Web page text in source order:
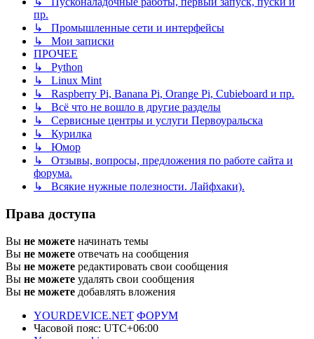
пр.
↳ Промышленные сети и интерфейсы
↳ Мои записки
ПРОЧЕЕ
↳ Python
↳ Linux Mint
↳ Raspberry Pi, Banana Pi, Orange Pi, Cubieboard и пр.
↳ Всё что не вошло в другие разделы
↳ Сервисные центры и услуги Первоуральска
↳ Курилка
↳ Юмор
↳ Отзывы, вопросы, предложения по работе сайта и
форума.
↳ Всякие нужные полезности. Лайфхаки).
Права доступа
Вы не можете начинать темы
Вы не можете отвечать на сообщения
Вы не можете редактировать свои сообщения
Вы не можете удалять свои сообщения
Вы не можете добавлять вложения
YOURDEVICE.NET ФОРУМ
Часовой пояс: UTC+06:00